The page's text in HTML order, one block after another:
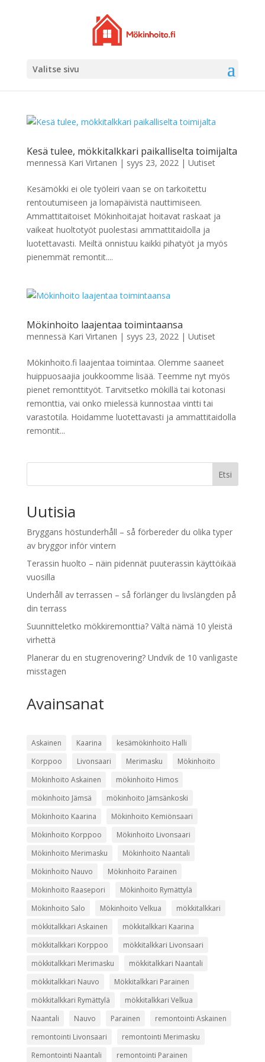
Valitse sivu
Kesä tulee, mökkitalkkari paikalliselta toimijalta
mennessä Kari Virtanen | syys 23, 2022| Uutiset
Kesämökki ei ole työleiri vaan se on tarkoitettu
rentoutumiseen ja lomapäivistä nauttimiseen.
Ammattitaitoiset Mökinhoitajat hoitavat raskaat ja
vaikeat huoltotyöt puolestasi ammattitaidolla ja
luotettavasti. Meiltä onnistuu kaikki pihatyöt ja myös
pienemmät remontit....
Mökinhoito laajentaa toimintaansa
mennessä Kari Virtanen | syys 23, 2022| Uutiset
Mökinhoito.fi laajentaa toimintaa. Olemme saaneet
huippuosaajia joukkoomme lisää. Teemme nyt myös
pienet remonttityöt. Tarvitsetko mökillä tai kotonasi
remonttia, vai onko mielessä kunnostaa vintti tai
varastotila. Hoidamme luotettavasti ja ammattitaidolla
remontit...
Etsi
Uutisia
Bryggans höstunderhåll – så förbereder du olika typer
av bryggor inför vintern
Terassin huolto – näin pidennät puuterassin käyttöikää
vuosilla
Underhåll av terrassen – så förlänger du livslängden på
din terrass
Suunnitteletko mökkiremonttia? Vältä nämä 10 yleistä
virhettä
Planerar du en stugrenovering? Undvik de 10 vanligaste
misstagen
Avainsanat
Askainen Kaarina
kesämökinhoito Halli
Korppoo
Livonsaari Merimasku
Mökinhoito
Mökinhoito Askainen
mökinhoito Himos
mökinhoito Jämsä
mökinhoito Jämsänkoski
Mökinhoito Kaarina
Mökinhoito Kemiönsaari
Mökinhoito Korppoo
Mökinhoito Livonsaari
Mökinhoito Merimasku
Mökinhoito Naantali
Mökinhoito Nauvo
Mökinhoito Parainen
Mökinhoito Raasepori
Mökinhoito Rymättylä
Mökinhoito Salo
Mökinhoito Velkua
mökkitalkkari
mökkitalkkari Askainen
mökkitalkkari Kaarina
mökkitalkkari Korppoo
mökkitalkkari Livonsaari
mökkitalkkari Merimasku
mökkitalkkari Naantali
mökkitalkkari Nauvo
Mökkitalkkari Parainen
mökkitalkkari Rymättylä
mökkitalkkari Velkua
Naantali
Nauvo Parainen
remontointi Askainen
remontointi Livonsaari
remontointi Merimasku
Remontointi Naantali
remontointi Parainen